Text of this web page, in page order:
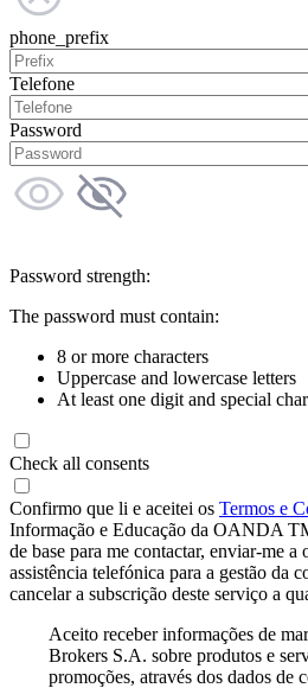
phone_prefix
Telefone
Password
Password strength:
The password must contain:
8 or more characters
Uppercase and lowercase letters
At least one digit and special
Check all consents
Confirmo que li e aceitei os Termos e
Informação e Educação da OANDA
de base para me contactar, enviar-me a
assistência telefónica para a gestão da
cancelar a subscrição deste serviço a
Aceito receber informações de
Brokers S.A. sobre produtos e
promoções, através dos dados de